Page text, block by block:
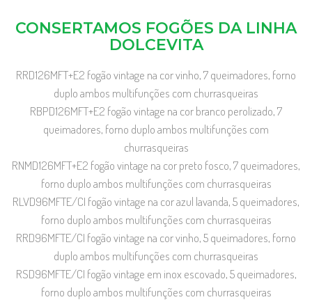
CONSERTAMOS FOGÕES DA LINHA
DOLCEVITA
RRD126MFT+E2 fogão vintage na cor vinho, 7 queimadores, forno
duplo ambos multifunções com churrasqueiras
RBPD126MFT+E2 fogão vintage na cor branco perolizado, 7
queimadores, forno duplo ambos multifunções com
churrasqueiras
RNMD126MFT+E2 fogão vintage na cor preto fosco, 7 queimadores,
forno duplo ambos multifunções com churrasqueiras
RLVD96MFTE/CI fogão vintage na cor azul lavanda, 5 queimadores,
forno duplo ambos multifunções com churrasqueiras
RRD96MFTE/CI fogão vintage na cor vinho, 5 queimadores, forno
duplo ambos multifunções com churrasqueiras
RSD96MFTE/CI fogão vintage em inox escovado, 5 queimadores,
forno duplo ambos multifunções com churrasqueiras